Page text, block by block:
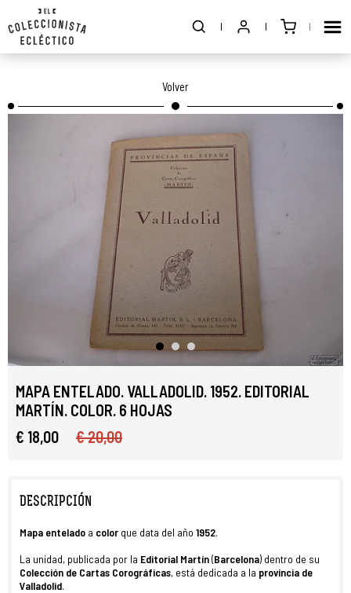
Volver
MAPA ENTELADO. VALLADOLID. 1952. EDITORIAL
MARTÍN. COLOR. 6 HOJAS
€ 18,00
€ 20,00
DESCRIPCIÓN
Mapa entelado a color que data del año 1952.
La unidad, publicada por la Editorial Martín(Barcelona) dentro de su
Colección de Cartas Corográficas, está dedicada a la provincia de
Valladolid.